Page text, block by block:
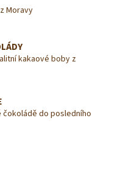
Moravy
kakaové boby z
čokoládě do posledního